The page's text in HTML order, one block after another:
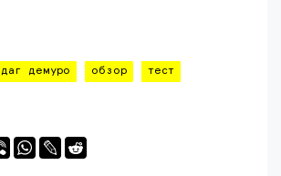
даг демуро обзор тест